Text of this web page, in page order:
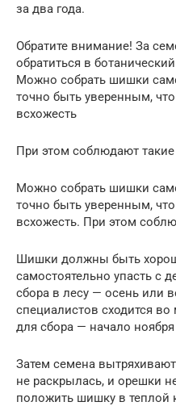
за два года.
Обратите внимание! За
обратиться в
Можно собрать шишки
точно быть уверенным,
всхожесть
При этом соблюдают
Можно собрать шишки
точно быть уверенным,
всхожесть. При этом
Шишки должны быть
самостоятельно упасть с
сбора в лесу — осень или
специалистов сходится
для сбора — начало
Затем семена
не раскрылась, и орешки
положить шишку в теплой